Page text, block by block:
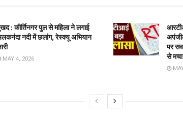
: कीर्तिनगर पुल से महिला ने लगाई
नदी में छलांग, रेस्क्यू अभियान
MAY 4, 2026
पर
से